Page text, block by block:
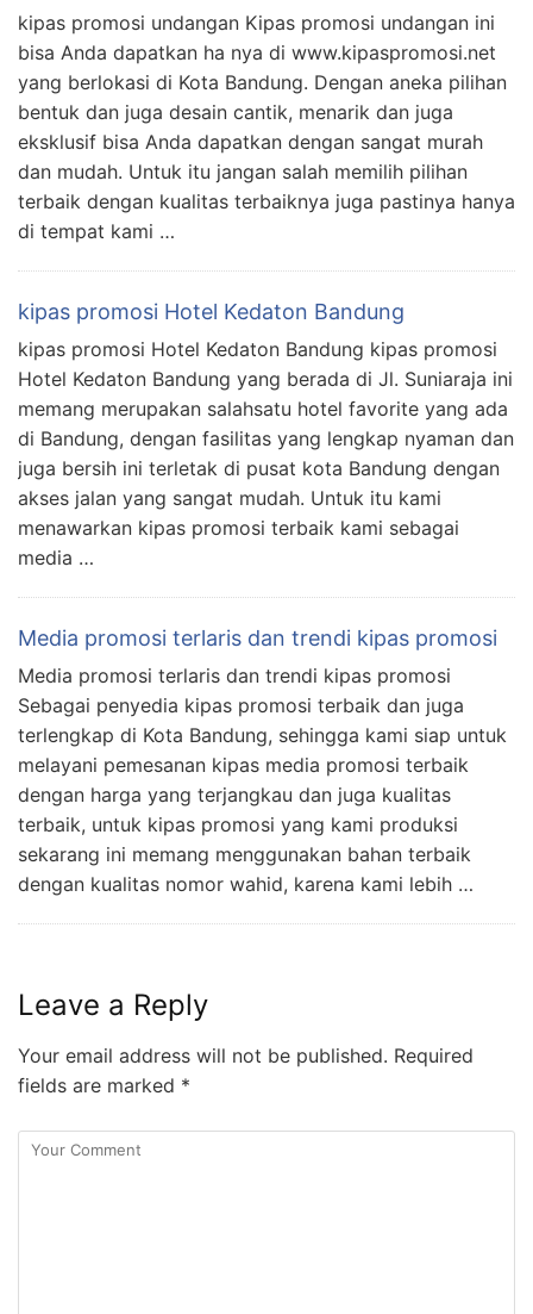
kipas promosi undangan Kipas promosi undangan ini
bisa Anda dapatkan ha nya di www.kipaspromosi.net
yang berlokasi di Kota Bandung. Dengan aneka pilihan
bentuk dan juga desain cantik, menarik dan juga
eksklusif bisa Anda dapatkan dengan sangat murah
dan mudah. Untuk itu jangan salah memilih pilihan
terbaik dengan kualitas terbaiknya juga pastinya hanya
di tempat kami …
kipas promosi Hotel Kedaton Bandung
kipas promosi Hotel Kedaton Bandung kipas promosi
Hotel Kedaton Bandung yang berada di Jl. Suniaraja ini
memang merupakan salahsatu hotel favorite yang ada
di Bandung, dengan fasilitas yang lengkap nyaman dan
juga bersih ini terletak di pusat kota Bandung dengan
akses jalan yang sangat mudah. Untuk itu kami
menawarkan kipas promosi terbaik kami sebagai
media …
Media promosi terlaris dan trendi kipas promosi
Media promosi terlaris dan trendi kipas promosi
Sebagai penyedia kipas promosi terbaik dan juga
terlengkap di Kota Bandung, sehingga kami siap untuk
melayani pemesanan kipas media promosi terbaik
dengan harga yang terjangkau dan juga kualitas
terbaik, untuk kipas promosi yang kami produksi
sekarang ini memang menggunakan bahan terbaik
dengan kualitas nomor wahid, karena kami lebih …
Leave a Reply
Your email address will not be published. Required
fields are marked *